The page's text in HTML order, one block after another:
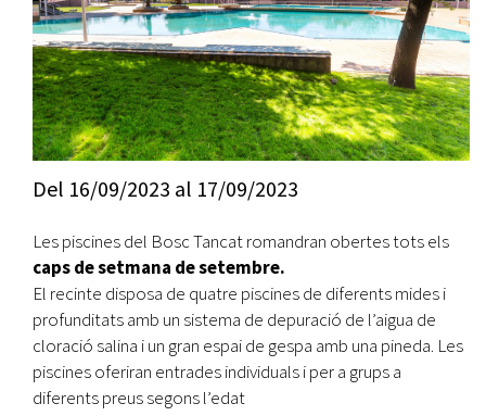
Del 16/09/2023 al 17/09/2023
Les piscines del Bosc Tancat romandran obertes tots els
caps de setmana de setembre.
El recinte disposa de quatre piscines de diferents mides i
profunditats amb un sistema de depuració de l’aigua de
cloració salina i un gran espai de gespa amb una pineda. Les
piscines oferiran entrades individuals i per a grups a
diferents preus segons l’edat